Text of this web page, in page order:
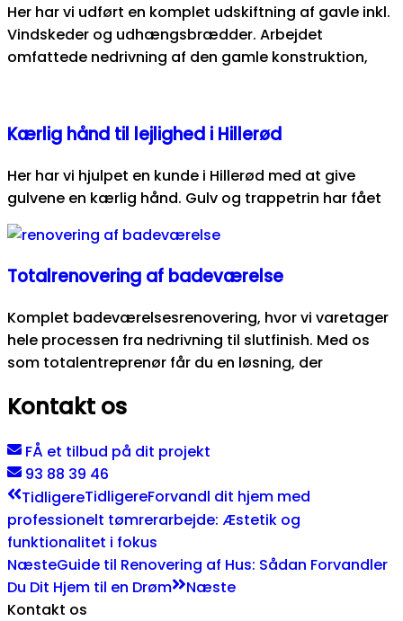
Her har vi udført en komplet udskiftning af gavle inkl.
Vindskeder og udhængsbrædder. Arbejdet
omfattede nedrivning af den gamle konstruktion,
Kærlig hånd til lejlighed i Hillerød
Her har vi hjulpet en kunde i Hillerød med at give
gulvene en kærlig hånd. Gulv og trappetrin har fået
Totalrenovering af badeværelse
Komplet badeværelsesrenovering, hvor vi varetager
hele processen fra nedrivning til slutfinish. Med os
som totalentreprenør får du en løsning, der
Kontakt os
FÅ et tilbud på dit projekt
93 88 39 46​
TidligereTidligereForvandl dit hjem med
professionelt tømrerarbejde: Æstetik og
funktionalitet i fokus
NæsteGuide til Renovering af Hus: Sådan Forvandler
Du Dit Hjem til en Drøm
Næste
Kontakt os